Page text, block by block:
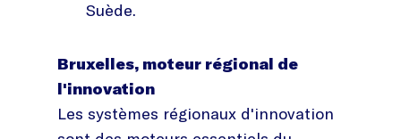
Suède.
Bruxelles, moteur régional de
l'innovation
Les systèmes régionaux d'innovation